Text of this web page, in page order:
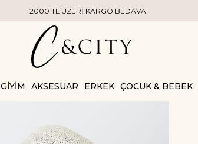
2000 TL ÜZERİ KARGO BEDAVA
GİYİM AKSESUAR ERKEK ÇOCUK & BEBEK